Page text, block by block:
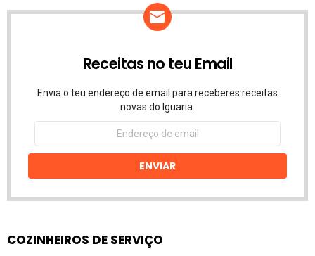
Receitas no teu Email
Envia o teu endereço de email para receberes receitas
novas do Iguaria.
Endereço
email
ENVIAR
COZINHEIROS DE SERVIÇO